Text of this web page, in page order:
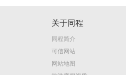
关于同程
同程简介
可信网站
网站地图